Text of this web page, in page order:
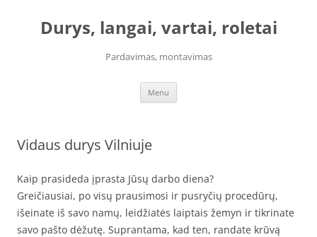
contentDurys, langai, vartai, roletai
Pardavimas, montavimas
Menu
Vidaus durys Vilniuje
Kaip prasideda įprasta Jūsų darbo diena?
Greičiausiai, po visų prausimosi ir pusryčių procedūrų,
išeinate iš savo namų, leidžiatės laiptais žemyn ir tikrinate
savo pašto dėžutę. Suprantama, kad ten, randate krūvą